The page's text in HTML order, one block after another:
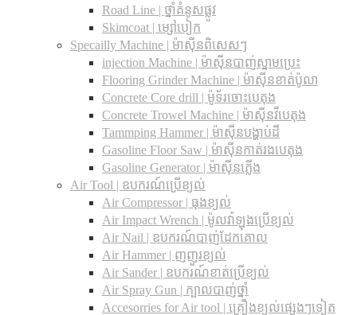
Road Line | ថ្នាំគំនូសផ្លូវ
Skimcoat | ម្សៅបៀក
Specailly Machine | ម៉ាស៊ីនពិសេសៗ
injection Machine | ម៉ាស៊ីនបាញ់ស្នាមប្រេះ
Flooring Grinder Machine | ម៉ាស៊ីនខាត់ប៉ូលា
Concrete Core drill | ម៉ូទ័រចោះបេតុង
Concrete Trowel Machine | ម៉ាស៊ីនវីបេតុង
Tammping Hammer | ម៉ាស៊ីនបង្ហាប់ដី
Gasoline Floor Saw | ម៉ាស៊ីនកាត់រងបេតុង
Gasoline Generator | ម៉ាស៊ីនភ្លើង
Air Tool | ឧបករណ៍ប្រើខ្យល់
Air Compressor | ធុងខ្យល់
Air Impact Wrench | ម៉ូលវ៉ាឡុងប្រើខ្យល់
Air Nail | ឧបករណ៍បាញ់ដែកគោល
Air Hammer | ញញួរខ្យល់
Air Sander | ឧបករណ៍ខាត់ប្រើខ្យល់
Air Spray Gun | ក្បាលបាញ់ថ្នាំ
Accesorries for Air tool | គ្រឿងខ្យល់ផ្សេងៗទៀត